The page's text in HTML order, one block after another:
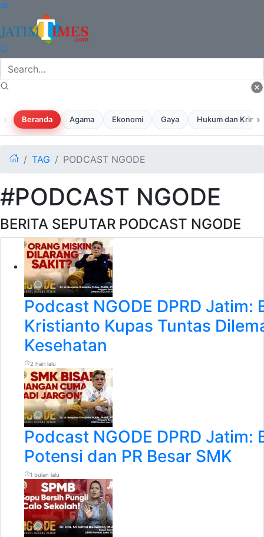
‹ Beranda Agama Ekonomi Gaya Hukum dan ›
TAG PODCAST NGODE
#PODCAST NGODE
BERITA SEPUTAR PODCAST NGODE
Podcast NGODE DPRD Jatim:
Kristianto Kupas Tuntas
Kesehatan
2 hari lalu
Podcast NGODE DPRD Jatim:
Potensi dan PR Besar SMK
1 bulan lalu